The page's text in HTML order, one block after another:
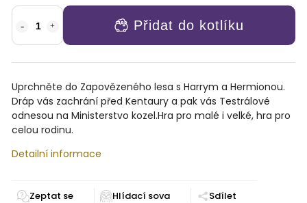
Přidat do kotlíku
Uprchněte do Zapovězeného lesa s Harrym a Hermionou.
Dráp vás zachrání před Kentaury a pak vás Testrálové
odnesou na Ministerstvo kozel.Hra pro malé i velké, hra pro
celou rodinu.
Detailní informace
Zeptat se Sdílet